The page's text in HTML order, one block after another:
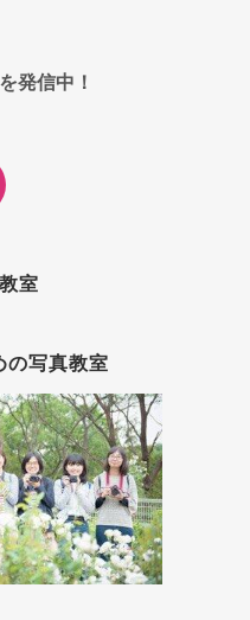
発信中！
室
の写真教室